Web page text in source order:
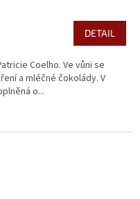
DETAIL
Coelho. Ve vůni se
a mléčné čokolády. V
o...